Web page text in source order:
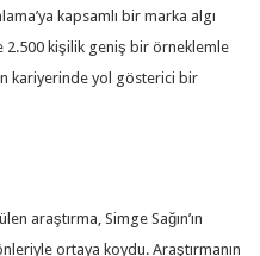
kapsamlı bir marka algı
2.500 kişilik geniş bir örneklemle
kariyerinde yol gösterici bir
araştırma, Simge Sağın’ın
ortaya koydu. Araştırmanın